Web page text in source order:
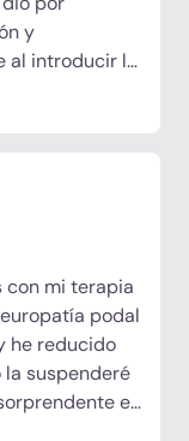
y
al introducir la
la
define su
con mi terapia
podal
he reducido
suspenderé
es
ha